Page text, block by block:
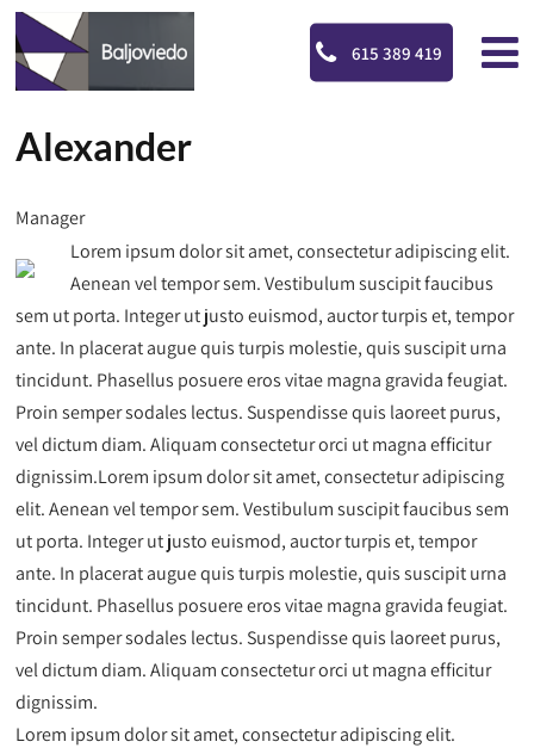
615 389 419
Alexander
Manager
Lorem ipsum dolor sit amet, consectetur adipiscing elit.
Aenean vel tempor sem. Vestibulum suscipit faucibus
sem ut porta. Integer ut justo euismod, auctor turpis et, tempor
ante. In placerat augue quis turpis molestie, quis suscipit urna
tincidunt. Phasellus posuere eros vitae magna gravida feugiat.
Proin semper sodales lectus. Suspendisse quis laoreet purus,
vel dictum diam. Aliquam consectetur orci ut magna efficitur
dignissim.Lorem ipsum dolor sit amet, consectetur adipiscing
elit. Aenean vel tempor sem. Vestibulum suscipit faucibus sem
ut porta. Integer ut justo euismod, auctor turpis et, tempor
ante. In placerat augue quis turpis molestie, quis suscipit urna
tincidunt. Phasellus posuere eros vitae magna gravida feugiat.
Proin semper sodales lectus. Suspendisse quis laoreet purus,
vel dictum diam. Aliquam consectetur orci ut magna efficitur
dignissim.
Lorem ipsum dolor sit amet, consectetur adipiscing elit.